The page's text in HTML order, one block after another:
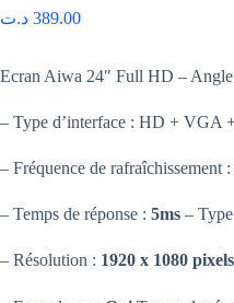
389.00 د.ت
Ecran Aiwa 24″ Full HD – Angle
– Type d’interface : HD + VGA
– Fréquence de rafraîchissement
– Temps de réponse : 5ms – Type
– Résolution : 1920 x 1080 pixels